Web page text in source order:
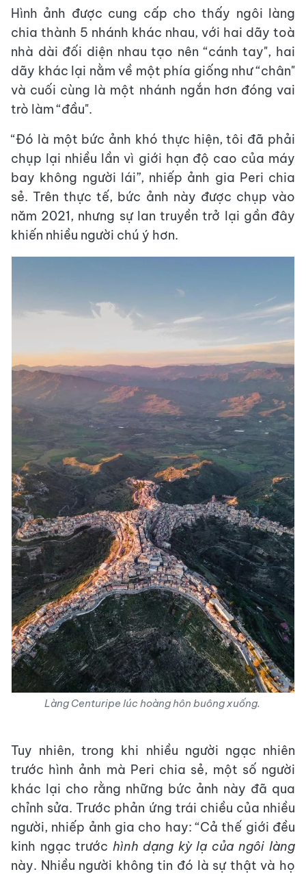
Hình ảnh được cung cấp cho thấy ngôi làng
chia thành 5 nhánh khác nhau, với hai dãy toà
nhà dài đối diện nhau tạo nên “cánh tay", hai
dãy khác lại nằm về một phía giống như “chân"
và cuối cùng là một nhánh ngắn hơn đóng vai
trò làm “đầu".
“Đó là một bức ảnh khó thực hiện, tôi đã phải
chụp lại nhiều lần vì giới hạn độ cao của máy
bay không người lái”, nhiếp ảnh gia Peri chia
sẻ. Trên thực tế, bức ảnh này được chụp vào
năm 2021, nhưng sự lan truyền trở lại gần đây
khiến nhiều người chú ý hơn.
Làng Centuripe lúc hoàng hôn buông xuống.
Tuy nhiên, trong khi nhiều người ngạc nhiên
trước hình ảnh mà Peri chia sẻ, một số người
khác lại cho rằng những bức ảnh này đã qua
chỉnh sửa. Trước phản ứng trái chiều của nhiều
người, nhiếp ảnh gia cho hay: “Cả thế giới đều
kinh ngạc trước hình dạng kỳ lạ của ngôi làng
này. Nhiều người không tin đó là sự thật và họ